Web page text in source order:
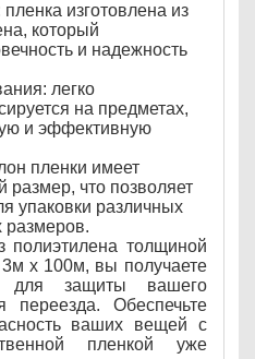
изготовлена из
который
и надежность
легко
на предметах,
и эффективную
пленки имеет
размер, что позволяет
упаковки различных
размеров.
полиэтилена толщиной
х 100м, вы получаете
для защиты вашего
Обеспечьте
ваших вещей с
пленкой уже